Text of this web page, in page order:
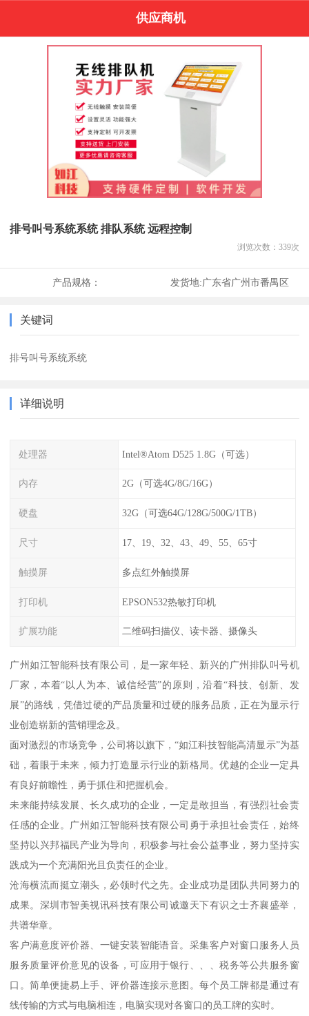
供应商机
排号叫号系统系统 排队系统 远程控制
浏览次数： 339次
产品规格： 发货地:广东省广州市番禺区
关键词
排号叫号系统系统
详细说明
处理器 Intel®Atom D525 1.8G（可选）
内存 2G（可选4G/8G/16G）
硬盘 32G（可选64G/128G/500G/1TB）
尺寸 17、19、32、43、49、55、65寸
触摸屏 多点红外触摸屏
打印机 EPSON532热敏打印机
扩展功能 二维码扫描仪、读卡器、摄像头
广州如江智能科技有限公司，是一家年轻、新兴的广州排队叫号机
厂家，本着“以人为本、诚信经营”的原则，沿着“科技、创新、发
展”的路线，凭借过硬的产品质量和过硬的服务品质，正在为显示行
业创造崭新的营销理念及。
面对激烈的市场竞争，公司将以旗下，“如江科技智能高清显示”为基
础，着眼于未来，倾力打造显示行业的新格局。优越的企业一定具
有良好前瞻性，勇于抓住和把握机会。
未来能持续发展、长久成功的企业，一定是敢担当，有强烈社会责
任感的企业。广州如江智能科技有限公司勇于承担社会责任，始终
坚持以兴邦福民产业为导向，积极参与社会公益事业，努力坚持实
践成为一个充满阳光且负责任的企业。
沧海横流而挺立潮头，必领时代之先。企业成功是团队共同努力的
成果。深圳市智美视讯科技有限公司诚邀天下有识之士齐襄盛举，
共谱华章。
客户满意度评价器、一键安装智能语音。采集客户对窗口服务人员
服务质量评价意见的设备，可应用于银行、、、税务等公共服务窗
口。简单便捷易上手、评价器连接示意图。每个员工牌都是通过有
线传输的方式与电脑相连，电脑实现对各窗口的员工牌的实时。